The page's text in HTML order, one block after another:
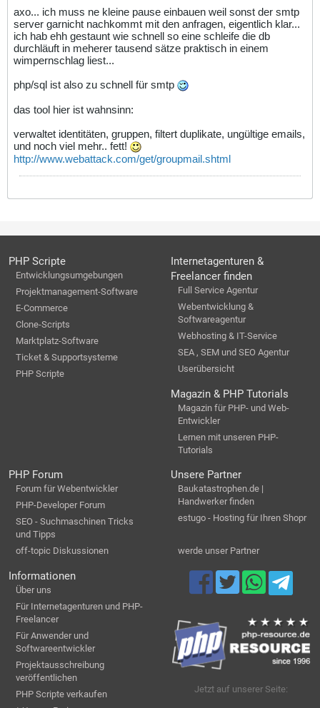
axo... ich muss ne kleine pause einbauen weil sonst der smtp
server garnicht nachkommt mit den anfragen, eigentlich klar...
ich hab ehh gestaunt wie schnell so eine schleife die db
durchläuft in meherer tausend sätze praktisch in einem
wimpernschlag liest...
php/sql ist also zu schnell für smtp
das tool hier ist wahnsinn:
verwaltet identitäten, gruppen, filtert duplikate, ungültige emails,
und noch viel mehr.. fett!
http://www.webattack.com/get/groupmail.shtml
PHP Scripte
Entwicklungsumgebungen
Projektmanagement-Software
E-Commerce
Clone-Scripts
Marktplatz-Software
Ticket & Supportsysteme
PHP Scripte
Internetagenturen &
Freelancer finden
Full Service Agentur
Webentwicklung &
Softwareagentur
Webhosting & IT-Service
SEA , SEM und SEO Agentur
Userübersicht
Magazin & PHP Tutorials
Magazin für PHP- und Web-
Entwickler
Lernen mit unseren PHP-
Tutorials
PHP Forum
Forum für Webentwickler
PHP-Developer Forum
SEO - Suchmaschinen Tricks
und Tipps
off-topic Diskussionen
Unsere Partner
Baukatastrophen.de |
Handwerker finden
estugo - Hosting für Ihren Shopr
werde unser Partner
Informationen
Über uns
Für Internetagenturen und PHP-
Freelancer
Für Anwender und
Softwareentwickler
Projektausschreibung
veröffentlichen
PHP Scripte verkaufen
Jetzt auf unserer Seite: